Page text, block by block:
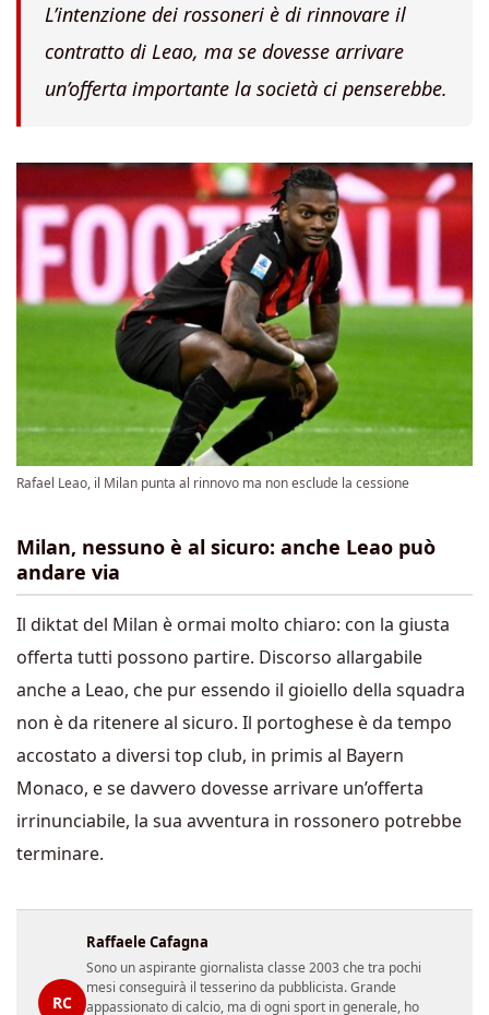
L’intenzione dei rossoneri è di rinnovare il
contratto di Leao, ma se dovesse arrivare
un’offerta importante la società ci penserebbe.
Rafael Leao, il Milan punta al rinnovo ma non esclude la cessione
Milan, nessuno è al sicuro: anche Leao può
andare via
Il diktat del Milan è ormai molto chiaro: con la giusta
offerta tutti possono partire. Discorso allargabile
anche a Leao, che pur essendo il gioiello della squadra
non è da ritenere al sicuro. Il portoghese è da tempo
accostato a diversi top club, in primis al Bayern
Monaco, e se davvero dovesse arrivare un’offerta
irrinunciabile, la sua avventura in rossonero potrebbe
terminare.
RC
Raffaele Cafagna
Sono un aspirante giornalista classe 2003 che tra pochi
mesi conseguirà il tesserino da pubblicista. Grande
appassionato di calcio, ma di ogni sport in generale, ho